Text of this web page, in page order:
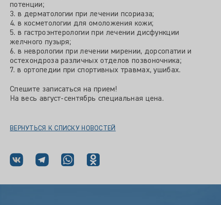
потенции;
3. в дерматологии при лечении псориаза;
4. в косметологии для омоложения кожи;
5. в гастроэнтерологии при лечении дисфункции
желчного пузыря;
6. в неврологии при лечении мирении, дорсопатии и
остехондроза различных отделов позвоночника;
7. в ортопедии при спортивных травмах, ушибах.
Спешите записаться на прием!
На весь август-сентябрь специальная цена.
ВЕРНУТЬСЯ К СПИСКУ НОВОСТЕЙ